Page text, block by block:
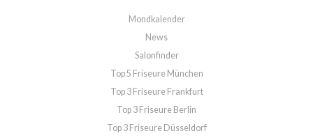
Mondkalender
News
Salonfinder
Top 5 Friseure München
Top 3 Friseure Frankfurt
Top 3 Friseure Berlin
Top 3 Friseure Düsseldorf